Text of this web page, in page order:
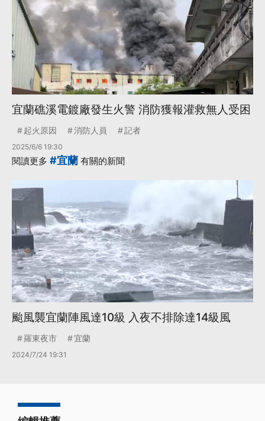
宜蘭礁溪電鍍廠發生火警 消防獲報灌救無人受困
起火原因 消防人員 記者
2025/6/6 19:30
閱讀更多 #宜蘭 有關的新聞
颱風襲宜蘭陣風達10級 入夜不排除達14級風
羅東夜市 宜蘭
2024/7/24 19:31